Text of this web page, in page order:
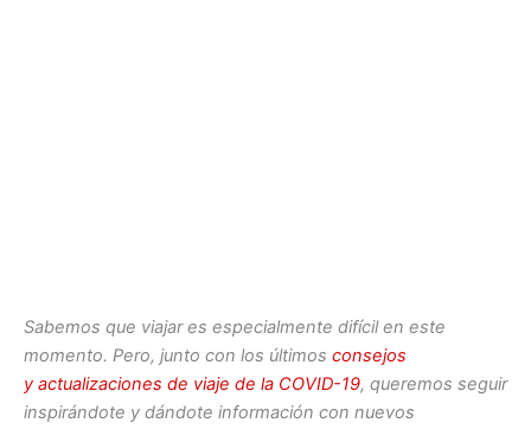
Sabemos que viajar es especialmente difícil en este
momento. Pero, junto con los últimos consejos
y actualizaciones de viaje de la COVID-19, queremos seguir
inspirándote y dándote información con nuevos